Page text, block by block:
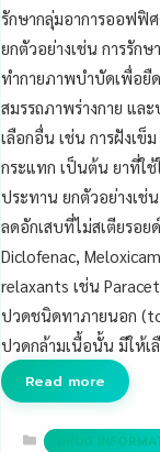
รักษากลุ่มอาการออฟฟิ
ยกตัวอย่างเช่น การรัก
ทำกายภาพบำบัดเพื่อยื
สมรรถภาพร่างกาย แล
เลือกอื่น เช่น การฝังเข็
กระแทก เป็นต้น ยาที่ใ
ประทาน ยกตัวอย่างเช่
ลดอักเสบที่ไม่สเตียรอย
Diclofenac,
relaxants เช่น
ปวดชนิดทาภายนอก
ปวดกล้ามเนื้อนั้น มีให้เ
Read more
Categories
DRUG